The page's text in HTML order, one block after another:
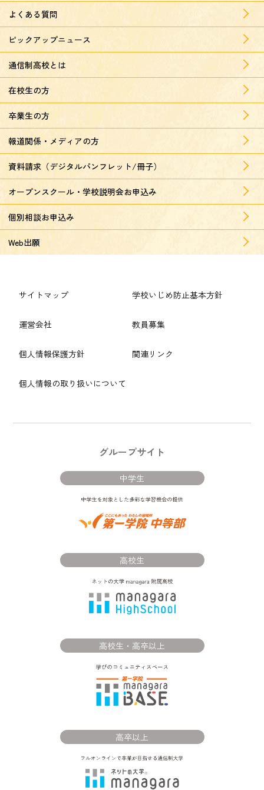
よくある質問
ピックアップニュース
通信制高校とは
在校生の方
卒業生の方
報道関係・メディアの方
資料請求（デジタルパンフレット/冊子）
オープンスクール・学校説明会お申込み
個別相談お申込み
Web出願
サイトマップ
運営会社
個人情報保護方針
個人情報の取り扱いについて
学校いじめ防止基本方針
教員募集
関連リンク
グループサイト
中学生
高校生
高校生・高卒以上
高卒以上